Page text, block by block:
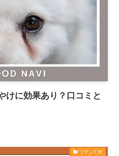
けに効果あり？口コミと
ブランド別